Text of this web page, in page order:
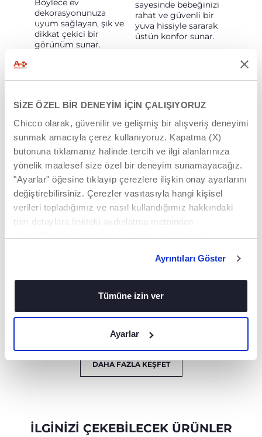
SİZE ÖZEL BİR DENEYİM İÇİN ÇALIŞIYORUZ
Chicco olarak, güvenilir ve gelişmiş bir alışveriş deneyimi
sunmak amacıyla çerez kullanıyoruz. Kapatma (X)
butonuna tıklamanız halinde tercih ve ilgi alanlarınıza
yönelik maalesef size özel bir deneyim sunamayacağız.
"Ayarlar" öğesine tıklayıp çerezlere ilişkin onay ayarlarını
değiştirebilirsiniz. Çerezler vasıtasıyla hangi kişisel
verileri topladığımız ve nasıl kullandığımız hakkındaki
tüm detaylara linkteki aydınlatma metninden
Ayrıntıları Göster
Tümüne izin ver
Ayarlar
Böylece ev
dekorasyonunuza
uyum sağlayan, şık ve
dikkat çekici bir
görünüm sunar.
sayesinde bebeğinizi
rahat ve güvenli bir
yuva hissiyle sararak
üstün konfor sunar.
YATIŞ POZISYONU
(0 AY+)
zaman en konforlu
için 4 farklı kademede
MAMA
SANDALYESI
sandalyesi olarak
kullanılabilir.
yükseklik ayarı ile
çıkarılabilir üst tepsili
sahiptir.
DAHA FAZLA KEŞFET
İLGINIZI ÇEKEBILECEK ÜRÜNLER